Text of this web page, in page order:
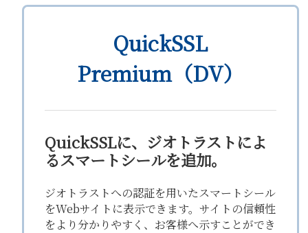
QuickSSL
Premium（DV）
QuickSSLに、ジオトラストによ
るスマートシールを追加。
ジオトラストへの認証を用いたスマートシール
をWebサイトに表示できます。サイトの信頼性
をより分かりやすく、お客様へ示すことができ